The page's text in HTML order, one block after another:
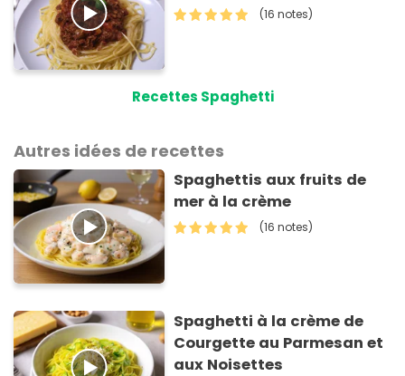
(16 notes)
Recettes Spaghetti
Autres idées de recettes
Spaghettis aux fruits de
mer à la crème
(16 notes)
Spaghetti à la crème de
Courgette au Parmesan et
aux Noisettes